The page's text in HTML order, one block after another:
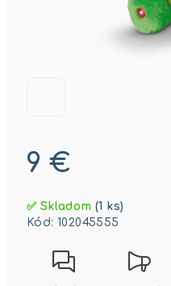
9 €
cena:
✅ Skladom(1 ks)
Kód: 102045555